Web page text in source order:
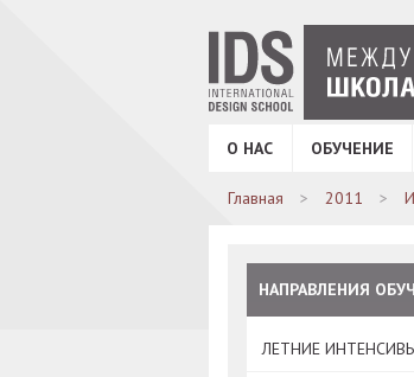
О НАС ОБУЧЕНИЕ
Главная 2011
НАПРАВЛЕНИЯ
ЛЕТНИЕ